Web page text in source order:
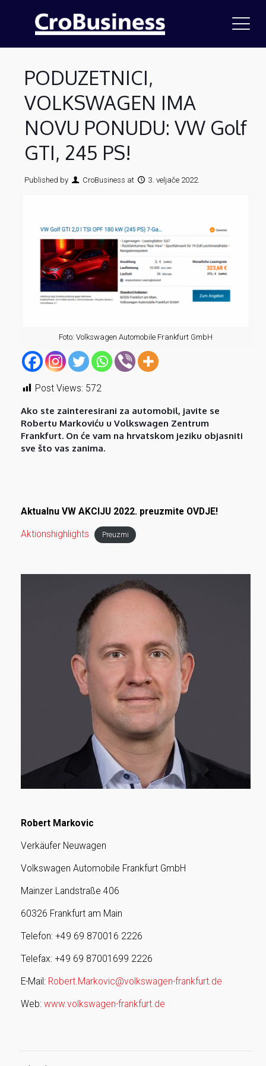
PODUZETNICI,
VOLKSWAGEN IMA
NOVU PONUDU: VW Golf
GTI, 245 PS!
Published by CroBusiness at 3. veljače 2022.
Foto: Volkswagen Automobile Frankfurt GmbH
Post Views: 572
Ako ste zainteresirani za automobil, javite se
Robertu Markoviću u Volkswagen Zentrum
Frankfurt. On će vam na hrvatskom jeziku objasniti
sve što vas zanima.
Aktualnu VW AKCIJU 2022. preuzmite OVDJE!
Aktionshighlights Preuzmi
Robert Markovic
Verkäufer Neuwagen
Volkswagen Automobile Frankfurt GmbH
Mainzer Landstraße 406
60326 Frankfurt am Main
Telefon: +49 69 870016 2226
Telefax: +49 69 87001699 2226
E-Mail: Robert.Markovic@volkswagen-frankfurt.de
Web: www.volkswagen-frankfurt.de